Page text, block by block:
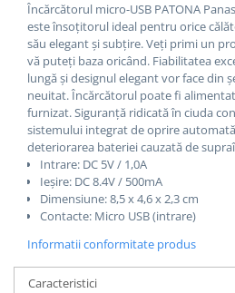
Încărcătorul micro-USB PATONA
este însoțitorul ideal pentru orice
său elegant și subțire.Veți primi un
vă puteți baza oricând. Fiabilitatea
lungă și designul elegant vor face din
neuitat.Încărcătorul poate fi
furnizat. Siguranță ridicată în ciuda
sistemului integrat de oprire
deteriorarea bateriei cauzată de
Intrare: DC 5V / 1,0A
Ieșire: DC 8.4V / 500mA
Dimensiune: 8,5 x 4,6 x 2,3 cm
Contacte: Micro USB (intrare)
Informatii conformitate produs
Caracteristici